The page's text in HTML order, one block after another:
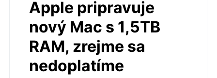
Apple pripravuje
nový Mac s 1,5TB
RAM, zrejme sa
nedoplatíme